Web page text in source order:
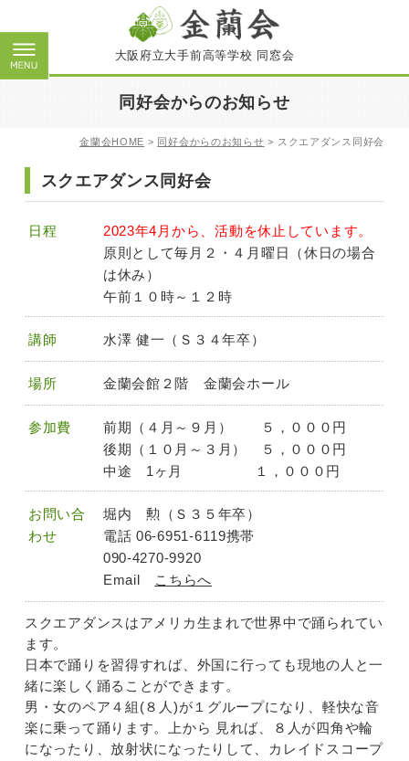
大阪府立大手前高等学校 同窓会
同好会からのお知らせ
金蘭会HOME > 同好会からのお知らせ > スクエアダンス同好会
スクエアダンス同好会
日程
2023年4月から、活動を休止しています。
原則として毎月２・４月曜日（休日の場合
は休み）
午前１０時～１２時
講師 水澤 健一（Ｓ３４年卒）
場所 金蘭会館２階 金蘭会ホール
参加費
前期（４月～９月） ５，０００円
後期（１０月～３月） ５，０００円
中途 1ヶ月 １，０００円
お問い合
わせ
堀内 勲（Ｓ３５年卒）
電話 06-6951-6119携帯
090-4270-9920
Email
こちらへ
スクエアダンスはアメリカ生まれで世界中で踊られてい
ます。
日本で踊りを習得すれば、外国に行っても現地の人と一
緒に楽しく踊ることができます。
男・女のペア４組(８人)が１グループになり、軽快な音
楽に乗って踊ります。上から 見れば、８人が四角や輪
になったり、放射状になったりして、カレイドスコープ